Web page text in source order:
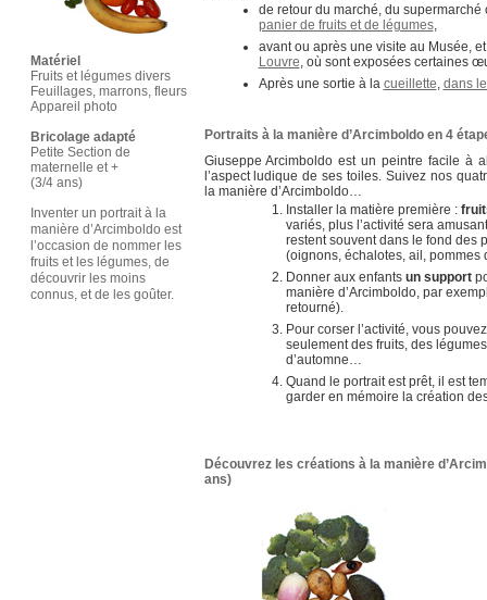
Matériel
Fruits et légumes divers
Feuillages, marrons, fleurs
Appareil photo
Bricolage adapté
Petite Section de
maternelle et +
(3/4 ans)
Inventer un portrait à la
manière d’Arcimboldo est
l’occasion de nommer les
fruits et les légumes, de
découvrir les moins
connus, et de les goûter.
de retour du marché, du
panier de fruits et de légumes,
avant ou après une visite au Musée,
Louvre, où sont exposées certaines
Après une sortie à la cueillette, dans
Portraits à la manière d’Arcimboldo en 4
Giuseppe Arcimboldo est un peintre facile à
l’aspect ludique de ses toiles. Suivez nos
la manière d’Arcimboldo…
Installer la matière première :
variés, plus l’activité sera
restent souvent dans le fond des
(oignons, échalotes, ail,
Donner aux enfants un support
manière d’Arcimboldo, par
retourné).
Pour corser l’activité, vous
seulement des fruits, des
d’automne…
Quand le portrait est prêt, il est
garder en mémoire la création
Découvrez les créations à la manière
ans)